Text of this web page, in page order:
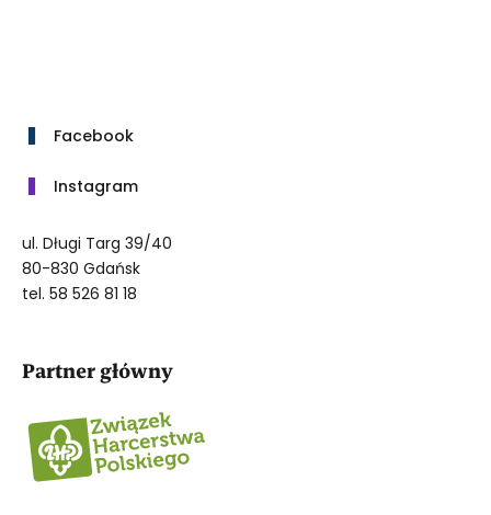
Facebook
Instagram
ul. Długi Targ 39/40
80-830 Gdańsk
tel. 58 526 81 18
Partner główny